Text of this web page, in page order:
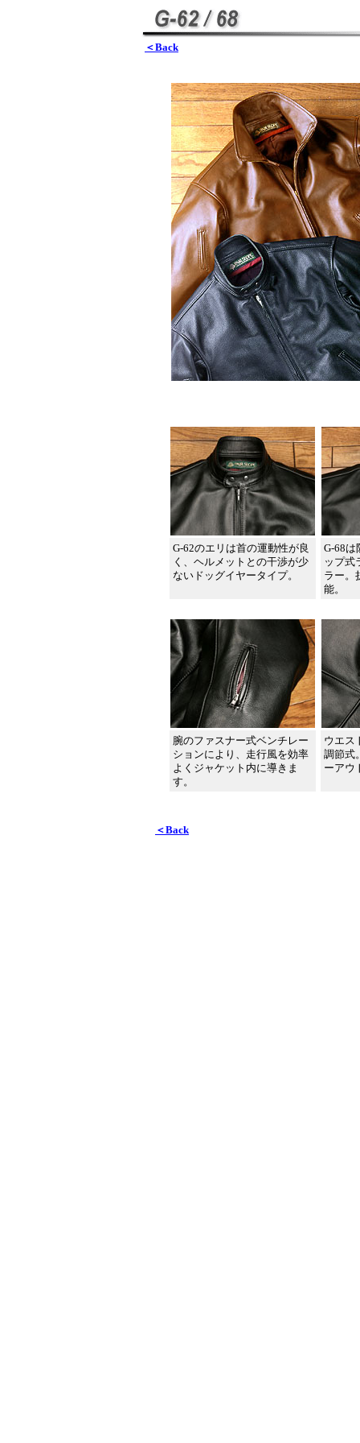
＜Back
G-62のエリは首の運動性が良
く、ヘルメットとの干渉が少
ないドッグイヤータイプ。
G-68は
ップ式
ラー。
能。
腕のファスナー式ベンチレー
ションにより、走行風を効率
よくジャケット内に導きま
す。
ウエス
調節式
ーアウ
＜Back